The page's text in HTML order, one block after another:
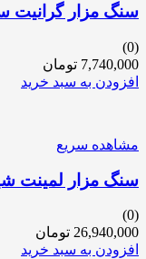
سنگ مزار گرانیت
(0)
7,740,000 تومان
افزودن به سبد خرید
مشاهده سریع
سنگ مزار لمینت
(0)
26,940,000 تومان
افزودن به سبد خرید